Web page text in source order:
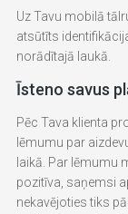
Uz Tavu mobilā
atsūtīts
norādītajā laukā.
Īsteno savus
Pēc Tava klienta
lēmumu par
laikā. Par lēmumu
pozitīva, saņemsi
nekavējoties tiks